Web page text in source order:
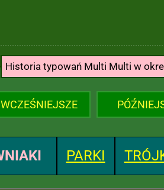
Historia typowań Multi Multi w
WCZEŚNIEJSZE
PARKI